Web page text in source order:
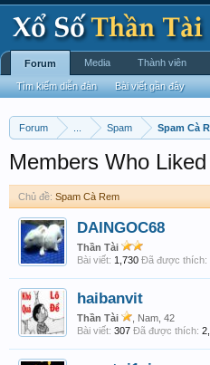
Forum Spam Spam Cà
Members Who
Chủ đề: Spam Cà Rem
DAINGOC68
Thần Tài
Bài viết: 1,730 Đã được thích:
haibanvit
Thần Tài
, Nam, 42
Bài viết: 307 Đã được thích:
Forum
Tìm kiếm diễn đàn Bài viết gần đây
Media Thành viên